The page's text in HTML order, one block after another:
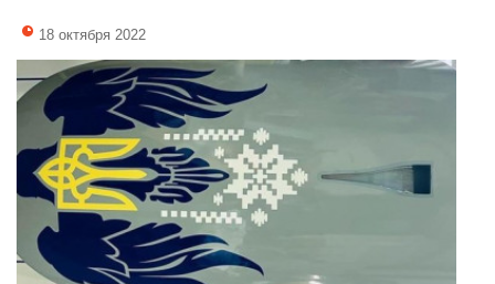
18 октября 2022